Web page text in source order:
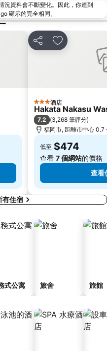
Station
況資料會不斷變化。因此，你連到
顯示的完全相同。
分享 放到收藏夾
3 星級酒店
Hakata Nakasu
7.2 (3,268 筆評分)
福岡市, 距離市中心 0.7
低至 $474
查看 7 個網站的價格
查看
有住宿
式公寓 旅舍 旅館